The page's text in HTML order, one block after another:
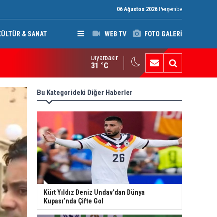
06 Ağustos 2026 Perşembe
WEB TV FOTO GALERİ
& SANAT
Silah bırakmayan gruplara terör yasası uygulanacak
Diyarbakır
31 °C
Bu Kategorideki Diğer Haberler
Kürt Yıldız Deniz Undav’dan Dünya
Kupası’nda Çifte Gol